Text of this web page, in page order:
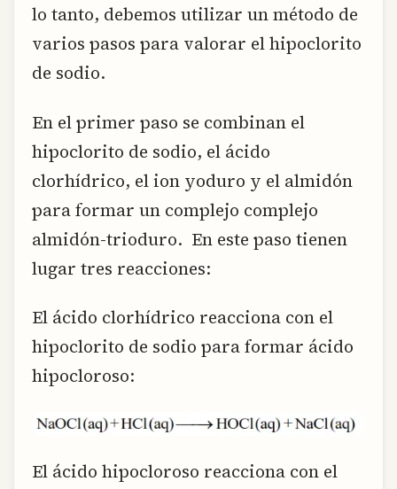
lo tanto, debemos utilizar un método de
varios pasos para valorar el hipoclorito
de sodio.
En el primer paso se combinan el
hipoclorito de sodio, el ácido
clorhídrico, el ion yoduro y el almidón
para formar un complejo complejo
almidón-trioduro. En este paso tienen
lugar tres reacciones:
El ácido clorhídrico reacciona con el
hipoclorito de sodio para formar ácido
hipocloroso:
El ácido hipocloroso reacciona con el